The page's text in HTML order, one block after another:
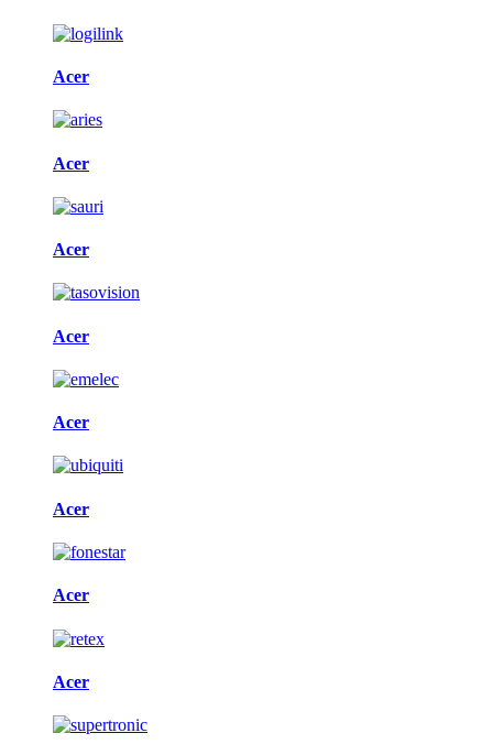
Acer
Acer
Acer
Acer
Acer
Acer
Acer
Acer